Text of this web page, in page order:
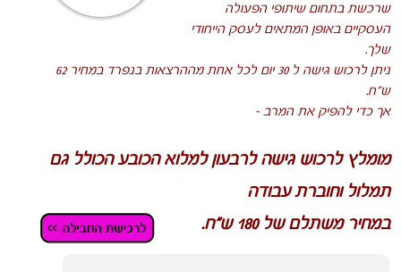
שרכשת בתחום שיתופי הפעולה
העסקיים באופן המתאים לעסק הייחודי
שלך.
ניתן לרכוש גישה ל 30 יום לכל אחת מההרצאות בנפרד במחיר 62
ש”ח.
אך כדי להפיק את המרב –
מומלץ לרכוש גישה לרבעון למלוא הכובע הכולל גם
תמלול וחוברת עבודה
במחיר משתלם של 180 ש”ח.